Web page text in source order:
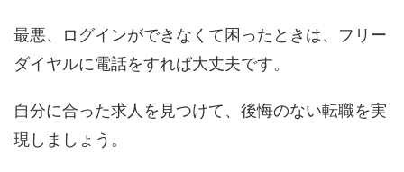
最悪、ログインができなくて困ったときは、フリー
ダイヤルに電話をすれば大丈夫です。
自分に合った求人を見つけて、後悔のない転職を実
現しましょう。